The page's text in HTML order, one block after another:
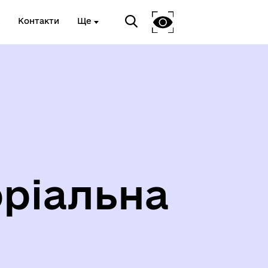
Контакти Ще